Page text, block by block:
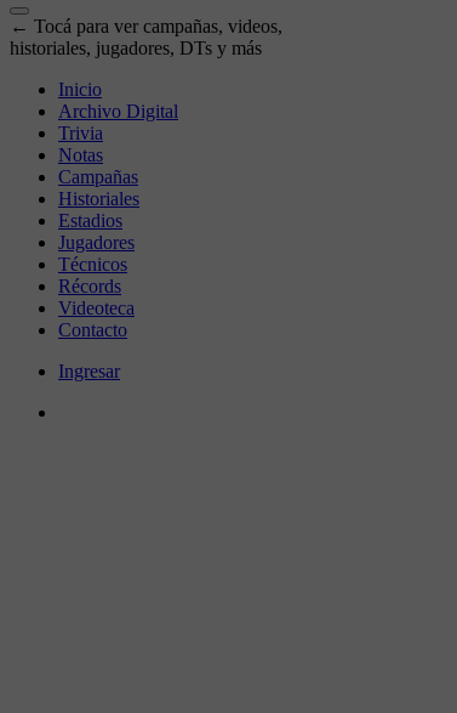
← Tocá para ver campañas, videos,
historiales, jugadores, DTs y más
Inicio
Archivo Digital
Trivia
Notas
Campañas
Historiales
Estadios
Jugadores
Técnicos
Récords
Videoteca
Contacto
Ingresar